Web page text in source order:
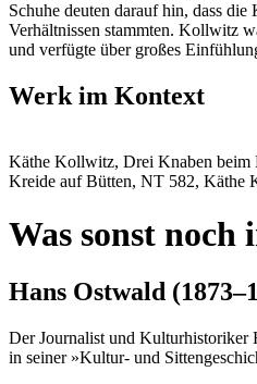
Schuhe deuten darauf hin, dass die
Verhältnissen stammten. Kollwitz
und verfügte über großes
Werk im Kontext
Käthe Kollwitz, Drei Knaben beim
Kreide auf Bütten, NT 582, Käthe
Was sonst noch
Hans Ostwald
Der Journalist und Kulturhistoriker
in seiner »Kultur- und